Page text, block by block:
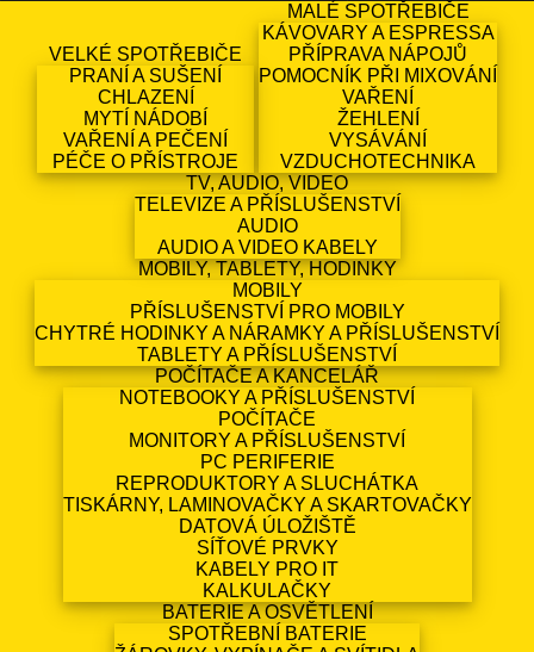
VELKÉ SPOTŘEBIČE
PRANÍ A SUŠENÍ
CHLAZENÍ
MYTÍ NÁDOBÍ
VAŘENÍ A PEČENÍ
PÉČE O PŘÍSTROJE
MALÉ SPOTŘEBIČE
KÁVOVARY A ESPRESSA
PŘÍPRAVA NÁPOJŮ
POMOCNÍK PŘI MIXOVÁNÍ
VAŘENÍ
ŽEHLENÍ
VYSÁVÁNÍ
VZDUCHOTECHNIKA
TV, AUDIO, VIDEO
TELEVIZE A PŘÍSLUŠENSTVÍ
AUDIO
AUDIO A VIDEO KABELY
MOBILY, TABLETY, HODINKY
MOBILY
PŘÍSLUŠENSTVÍ PRO MOBILY
CHYTRÉ HODINKY A NÁRAMKY A PŘÍSLUŠENSTVÍ
TABLETY A PŘÍSLUŠENSTVÍ
POČÍTAČE A KANCELÁŘ
NOTEBOOKY A PŘÍSLUŠENSTVÍ
POČÍTAČE
MONITORY A PŘÍSLUŠENSTVÍ
PC PERIFERIE
REPRODUKTORY A SLUCHÁTKA
TISKÁRNY, LAMINOVAČKY A SKARTOVAČKY
DATOVÁ ÚLOŽIŠTĚ
SÍŤOVÉ PRVKY
KABELY PRO IT
KALKULAČKY
BATERIE A OSVĚTLENÍ
SPOTŘEBNÍ BATERIE